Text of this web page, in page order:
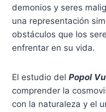
demonios y seres
una representación
obstáculos que los
enfrentar en su vida.
El estudio del Popol
comprender la
con la naturaleza y el